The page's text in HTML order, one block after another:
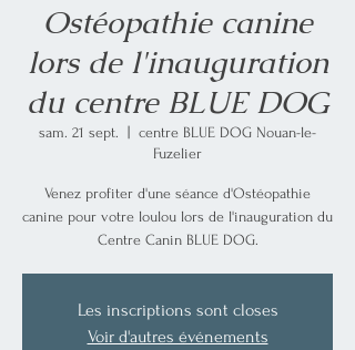
Ostéopathie canine
lors de l'inauguration
du centre BLUE DOG
sam. 21 sept.
  |
centre BLUE DOG Nouan-le-
Fuzelier
Venez profiter d'une séance d'Ostéopathie
canine pour votre loulou lors de l'inauguration du
Centre Canin BLUE DOG.
Les inscriptions sont closes
Voir d'autres événements